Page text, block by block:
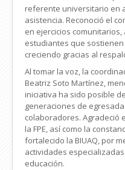
referente universitario en
asistencia. Reconoció el
en ejercicios
estudiantes que
creciendo gracias al
Al tomar la voz, la
Beatriz Soto Martínez,
iniciativa ha sido posible
generaciones de
colaboradores. Agradeció
la FPE, así como la
fortalecido la BIUAQ, por
actividades
educación.